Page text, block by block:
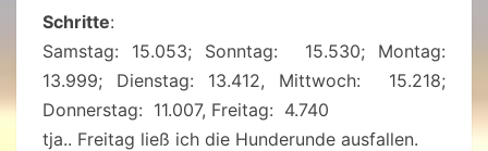
Schritte:
Samstag: 15.053; Sonntag: 15.530; Montag:
13.999; Dienstag: 13.412, Mittwoch: 15.218;
Donnerstag: 11.007, Freitag: 4.740
tja.. Freitag ließ ich die Hunderunde ausfallen.